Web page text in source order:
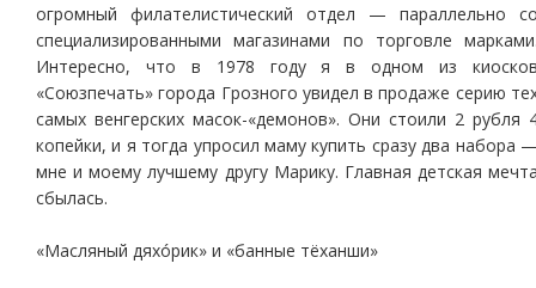
огромный филателистический отдел — параллельно
специализированными магазинами по торговле
Интересно, что в 1978 году я в одном из
«Союзпечать» города Грозного увидел в продаже серию
самых венгерских масок-«демонов». Они стоили 2 рубля
копейки, и я тогда упросил маму купить сразу два набора
мне и моему лучшему другу Марику. Главная детская
сбылась.
«Масляный дяхóрик» и «банные тёханши»